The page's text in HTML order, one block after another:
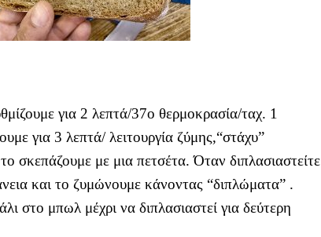
για 2 λεπτά/37ο θερμοκρασία/ταχ. 1
για 3 λεπτά/ λειτουργία ζύμης,“στάχυ”
σκεπάζουμε με μια πετσέτα. Όταν διπλασιαστείτε
και το ζυμώνουμε κάνοντας “διπλώματα” .
στο μπωλ μέχρι να διπλασιαστεί για δεύτερη